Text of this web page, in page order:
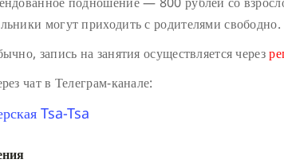
могут приходить с родителями свободно.
запись на занятия осуществляется через
чат в Телеграм-канале:
Tsa-Tsa